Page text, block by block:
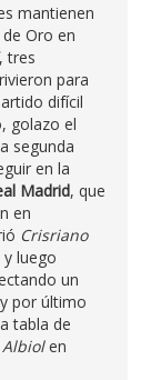
mantienen
Oro en
, tres
para
difícil
golazo el
segunda
en la
Madrid, que
en
Crisriano
luego
un
por último
tabla de
Albiolen